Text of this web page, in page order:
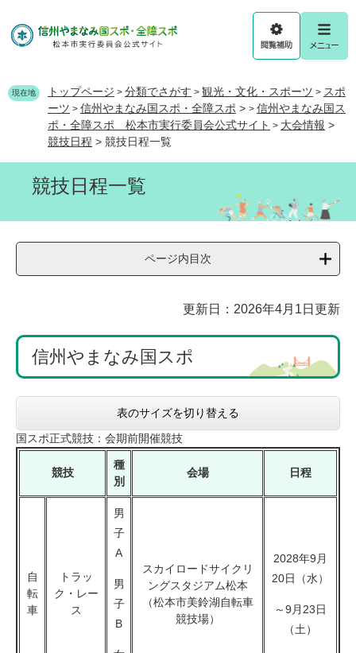
頭
飛
閲
覧
助
メ
ニ
ー
現在地 トップページ > 分類でさがす > 観光・文化・スポーツ > スポ
ーツ > 信州やまなみ国スポ・全障スポ > > 信州やまなみ国ス
ポ・全障スポ 松本市実行委員会公式サイト > 大会情報 >
競技日程 > 競技日程一覧
競技日程一覧
ページ内目次
更新日：2026年4月1日更新
信州やまなみ国スポ
表のサイズを切り替える
国スポ正式競技：会期前開催競技
競技
種
別
会場 日程
自
転
車
トラッ
ク・レー
ス
男
子
A
男
子
B
スカイロードサイクリ
ングスタジアム松本
（松本市美鈴湖自転車
競技場）
2028年9月
20日（水）
～9月23日
（土）